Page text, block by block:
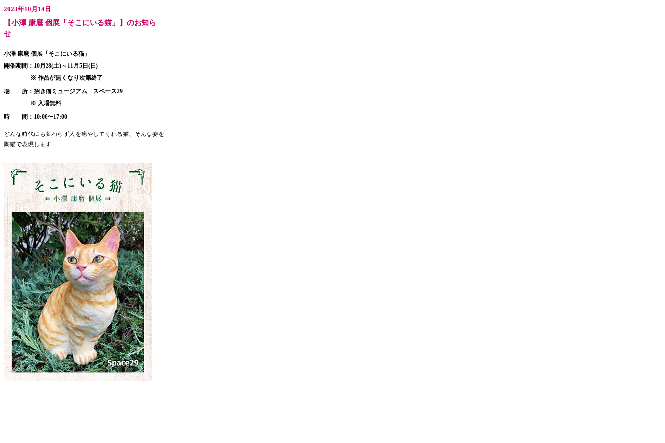
2023年10月14日
【小澤 康麿 個展「そこにいる猫」
】のお知ら
せ
小澤 康麿 個展「そこにいる猫」
開催期間：10月28(土)～11月5日(日)
※ 作品が無くなり次第終了
場 所：招き猫ミュージアム スペース29
※ 入場無料
時 間：10:00〜17:00
どんな時代にも変わらず人を癒やしてくれる猫、そんな姿を
陶猫で表現します